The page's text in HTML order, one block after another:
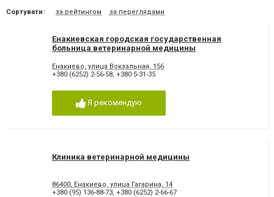
Сортувати: за рейтингом за переглядами
Енакиевская городская государственная
больница ветеринарной медицины
Енакиево, улица Вокзальная, 156
+380 (6252) 2-56-58, +380 5-31-35
Я рекомендую
Клиника ветеринарной медицины
86400, Енакиево, улица Гагарина, 14
+380 (95) 136-88-73, +380 (6252) 2-66-67